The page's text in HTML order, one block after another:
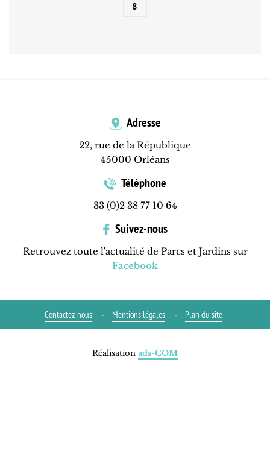
8
Adresse
22, rue de la République
45000 Orléans
Téléphone
33 (0)2 38 77 10 64
Suivez-nous
Retrouvez toute l'actualité de Parcs et Jardins sur
Facebook
Contactez-nous Mentions légales Plan du site
Réalisation ads-COM